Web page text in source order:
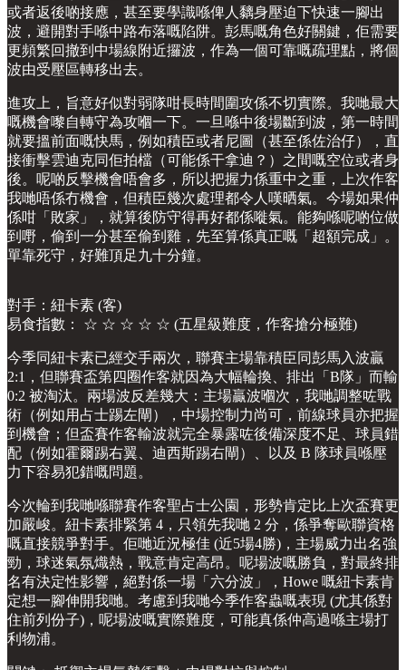
或者返後啲接應，甚至要學識喺俾人黐身壓迫下快速一腳出
波，避開對手喺中路布落嘅陷阱。彭馬嘅角色好關鍵，佢需要
更頻繁回撤到中場線附近攞波，作為一個可靠嘅疏理點，將個
波由受壓區轉移出去。
進攻上，旨意好似對弱隊咁長時間圍攻係不切實際。我哋最大
嘅機會嚟自轉守為攻嗰一下。一旦喺中後場斷到波，第一時間
就要搵前面嘅快馬，例如積臣或者尼圖（甚至係佐治仔），直
接衝擊雲迪克同佢拍檔（可能係干拿迪？）之間嘅空位或者身
後。呢啲反擊機會唔會多，所以把握力係重中之重，上次作客
我哋唔係冇機會，但積臣幾次處理都令人嘆晒氣。今場如果仲
係咁「敗家」，就算後防守得再好都係嘥氣。能夠喺呢啲位做
到嘢，偷到一分甚至偷到雞，先至算係真正嘅「超額完成」。
單靠死守，好難頂足九十分鐘。
對手：紐卡素 (客)
易食指數： ☆ ☆ ☆ ☆ ☆ (五星級難度，作客搶分極難)
今季同紐卡素已經交手兩次，聯賽主場靠積臣同彭馬入波贏
2:1，但聯賽盃第四圈作客就因為大幅輪換、排出「B隊」而輸
0:2 被淘汰。兩場波反差幾大：主場贏波嗰次，我哋調整咗戰
術（例如用占士踢左閘），中場控制力尚可，前線球員亦把握
到機會；但盃賽作客輸波就完全暴露咗後備深度不足、球員錯
配（例如霍爾踢右翼、迪西斯踢右閘）、以及 B 隊球員喺壓
力下容易犯錯嘅問題。
今次輪到我哋喺聯賽作客聖占士公園，形勢肯定比上次盃賽更
加嚴峻。紐卡素排緊第 4，只領先我哋 2 分，係爭奪歐聯資格
嘅直接競爭對手。佢哋近況極佳 (近5場4勝)，主場威力出名強
勁，球迷氣氛熾熱，戰意肯定高昂。呢場波嘅勝負，對最終排
名有決定性影響，絕對係一場「六分波」，Howe 嘅紐卡素肯
定想一腳伸開我哋。考慮到我哋今季作客蟲嘅表現 (尤其係對
住前列份子)，呢場波嘅實際難度，可能真係仲高過喺主場打
利物浦。